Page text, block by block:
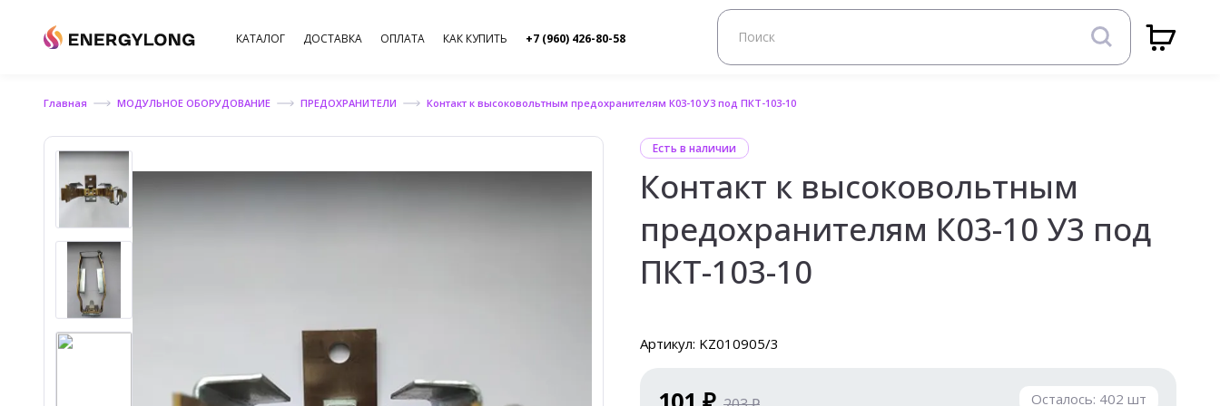
КАТАЛОГ ДОСТАВКА ОПЛАТА КАК КУПИТЬ +7 (960) 426-80-58
Главная МОДУЛЬНОЕ ОБОРУДОВАНИЕ ПРЕДОХРАНИТЕЛИ Контакт к высоковольтным предохранителям К03-10 У3 под ПКТ-103-10
Есть в наличии
Контакт к высоковольтным
предохранителям К03-10 У3 под
ПКТ-103-10
Артикул: KZ010905/3
Осталось: 402 шт